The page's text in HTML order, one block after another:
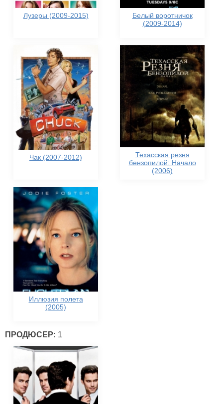
Лузеры (2009-2015)
Белый воротничок
(2009-2014)
Чак (2007-2012)
Техасская резня
бензопилой: Начало
(2006)
Иллюзия полета
(2005)
ПРОДЮСЕР: 1